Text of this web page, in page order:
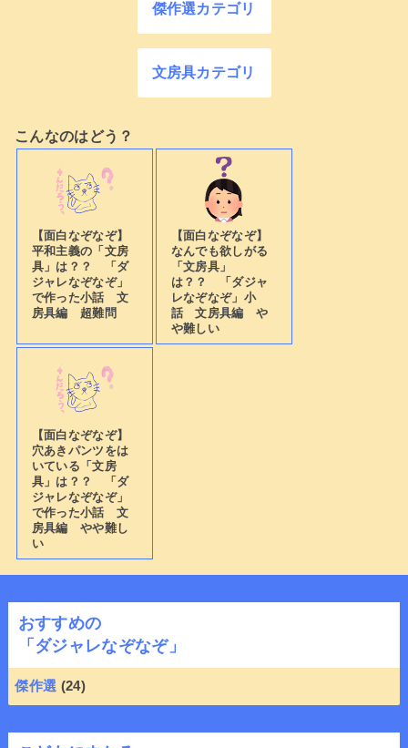
傑作選カテゴリ
文房具カテゴリ
こんなのはどう？
【面白なぞなぞ】
平和主義の「文房
具」は？？ 「ダ
ジャレなぞなぞ」
で作った小話 文
房具編 超難問
【面白なぞなぞ】
なんでも欲しがる
「文房具」
は？？ 「ダジャ
レなぞなぞ」小
話 文房具編 や
や難しい
【面白なぞなぞ】
穴あきパンツをは
いている「文房
具」は？？ 「ダ
ジャレなぞなぞ」
で作った小話 文
房具編 やや難し
い
おすすめの
「ダジャレなぞなぞ」
傑作選 (24)